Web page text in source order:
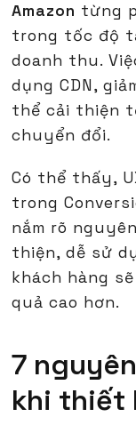
Amazon từng
trong tốc độ
doanh thu.
dụng CDN,
thể cải thiện
chuyển đổi.
Có thể thấy,
trong
nắm rõ
thiện, dễ sử
khách hàng
quả cao hơn.
7
khi thiết